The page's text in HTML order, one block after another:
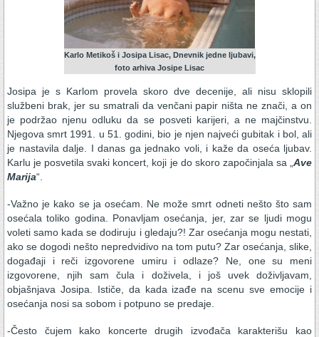
Karlo Metikoš i Josipa Lisac, Dnevnik jedne ljubavi,
foto arhiva Josipe Lisac
Josipa je s Karlom provela skoro dve decenije, ali nisu sklopili
službeni brak, jer su smatrali da venčani papir ništa ne znači, a on
je podržao njenu odluku da se posveti karijeri, a ne majčinstvu.
Njegova smrt 1991. u 51. godini, bio je njen najveći gubitak i bol, ali
je nastavila dalje. I danas ga jednako voli, i kaže da oseća ljubav.
Karlu je posvetila svaki koncert, koji je do skoro započinjala sa „ Ave
Marija“.
-Važno je kako se ja osećam. Ne može smrt odneti nešto što sam
osećala toliko godina. Ponavljam osećanja, jer, zar se ljudi mogu
voleti samo kada se dodiruju i gledaju?! Zar osećanja mogu nestati,
ako se dogodi nešto nepredvidivo na tom putu? Zar osećanja, slike,
događaji i reči izgovorene umiru i odlaze? Ne, one su meni
izgovorene, njih sam čula i doživela, i još uvek doživljavam,
objašnjava Josipa. Ističe, da kada izađe na scenu sve emocije i
osećanja nosi sa sobom i potpuno se predaje.
-Često čujem kako koncerte drugih izvođača karakterišu kao